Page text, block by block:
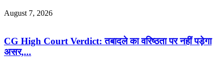
August 7, 2026
CG High Court Verdict: तबादले का वरिष्ठता पर नहीं पड़ेगा
असर,...